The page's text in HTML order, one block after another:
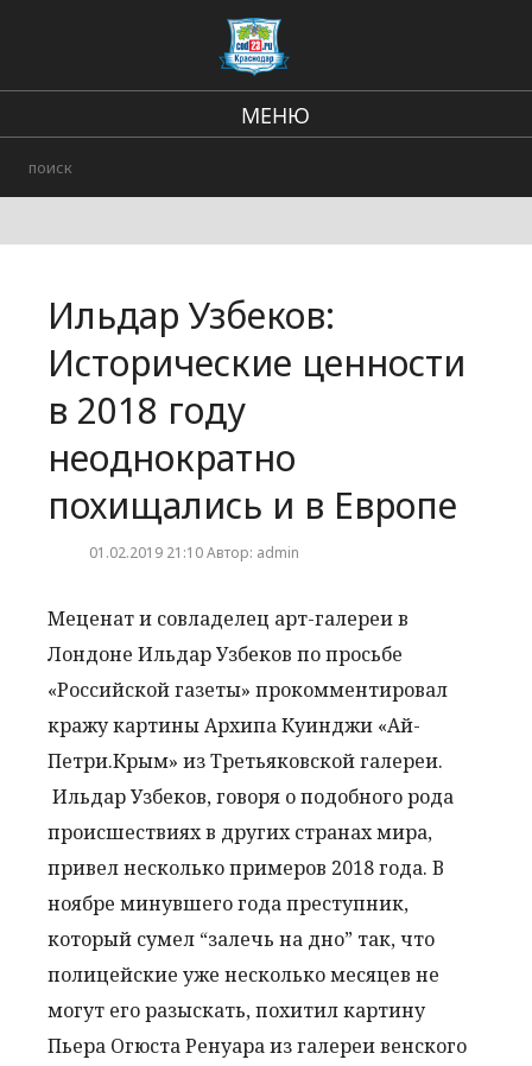
МЕНЮ
Городские события
Ильдар Узбеков:
Исторические ценности
в 2018 году
неоднократно
похищались и в Европе
01.02.2019 21:10 Автор: admin
Меценат и совладелец арт-галереи в
Лондоне Ильдар Узбеков по просьбе
«Российской газеты» прокомментировал
кражу картины Архипа Куинджи «Ай-
Петри.Крым» из Третьяковской галереи.
Ильдар Узбеков, говоря о подобного рода
происшествиях в других странах мира,
привел несколько примеров 2018 года. В
ноябре минувшего года преступник,
который сумел “залечь на дно” так, что
полицейские уже несколько месяцев не
могут его разыскать, похитил картину
Пьера Огюста Ренуара из галереи венского